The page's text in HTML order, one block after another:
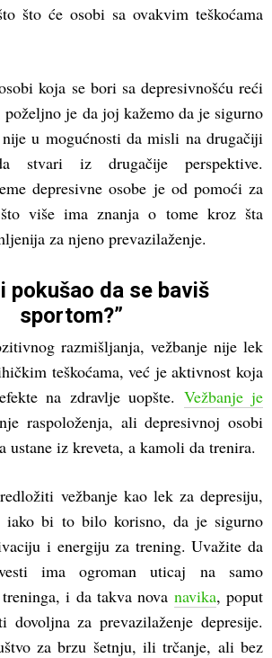
što će osobi sa ovakvim teškoćama
koja se bori sa depresivnošću reći
je da joj kažemo da je sigurno
u mogućnosti da misli na drugačiji
stvari iz drugačije perspektive.
depresivne osobe je od pomoći za
više ima znanja o tome kroz šta
za njeno prevazilaženje.
pokušao da se baviš
sportom?”
razmišljanja, vežbanje nije lek
teškoćama, već je aktivnost koja
na zdravlje uopšte. Vežbanje je
raspoloženja, ali depresivnoj osobi
ustane iz kreveta, a kamoli da trenira.
vežbanje kao lek za depresiju,
iako bi to bilo korisno, da je sigurno
i energiju za trening. Uvažite da
ima ogroman uticaj na samo
i da takva nova navika, poput
dovoljna za prevazilaženje depresije.
za brzu šetnju, ili trčanje, ali bez